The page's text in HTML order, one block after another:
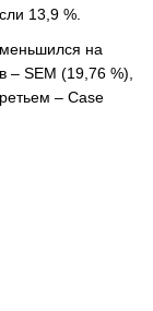
13,9 %.
на
– SEM (19,76 %),
– Case